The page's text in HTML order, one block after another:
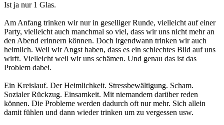
Ist ja nur 1 Glas.
Am Anfang trinken wir nur in geselliger Runde, vielleicht auf einer
Party, vielleicht auch manchmal so viel, dass wir uns nicht mehr an
den Abend erinnern können. Doch irgendwann trinken wir auch
heimlich. Weil wir Angst haben, dass es ein schlechtes Bild auf uns
wirft. Vielleicht weil wir uns schämen. Und genau das ist das
Problem dabei.
Ein Kreislauf. Der Heimlichkeit. Stressbewältigung. Scham.
Sozialer Rückzug. Einsamkeit. Mit niemandem darüber reden
können. Die Probleme werden dadurch oft nur mehr. Sich allein
damit fühlen und dann wieder trinken um zu vergessen usw.